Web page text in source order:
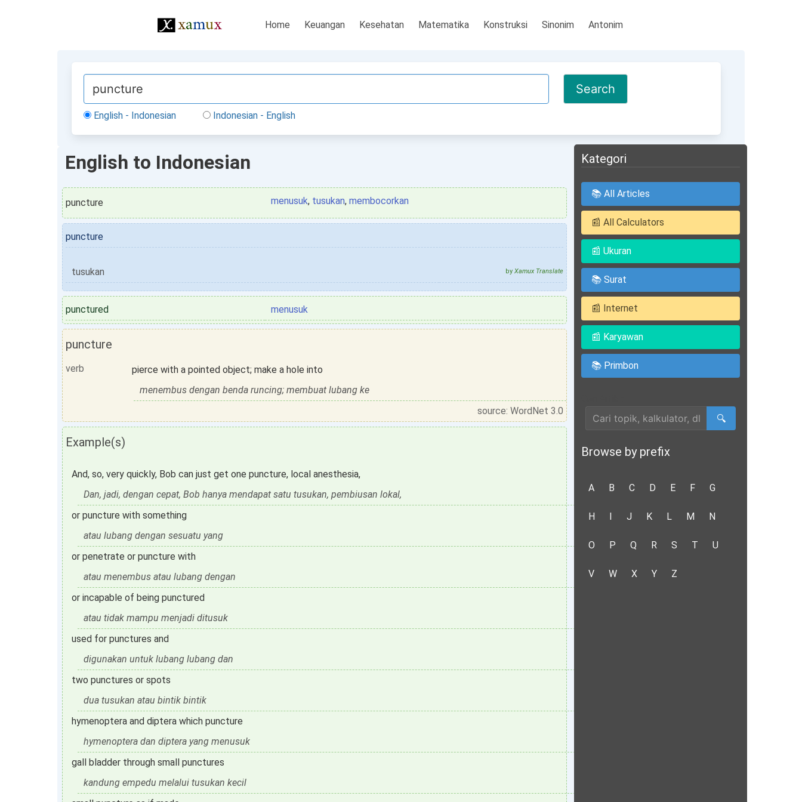
Home Keuangan Kesehatan Matematika Konstruksi Sinonim Antonim
English - Indonesian Indonesian - English
English to Indonesian
puncture menusuk, tusukan, membocorkan
puncture
tusukan by Xamux Translate
punctured menusuk
puncture
verb
pierce with a pointed object; make a hole into
menembus dengan benda runcing; membuat lubang ke
source: WordNet 3.0
Example(s)
And, so, very quickly, Bob can just get one puncture, local anesthesia,
Dan, jadi, dengan cepat, Bob hanya mendapat satu tusukan, pembiusan lokal,
or puncture with something
atau lubang dengan sesuatu yang
or penetrate or puncture with
atau menembus atau lubang dengan
or incapable of being punctured
atau tidak mampu menjadi ditusuk
used for punctures and
digunakan untuk lubang lubang dan
two punctures or spots
dua tusukan atau bintik bintik
hymenoptera and diptera which puncture
hymenoptera dan diptera yang menusuk
gall bladder through small punctures
kandung empedu melalui tusukan kecil
Kategori
📚 All Articles
📰 All Calculators
📰 Ukuran
📚 Surat
📰 Internet
📰 Karyawan
📚 Primbon
🔍
Browse by prefix
A B C D E F G
H I J K L M N
O P Q R S T U
V W X Y Z